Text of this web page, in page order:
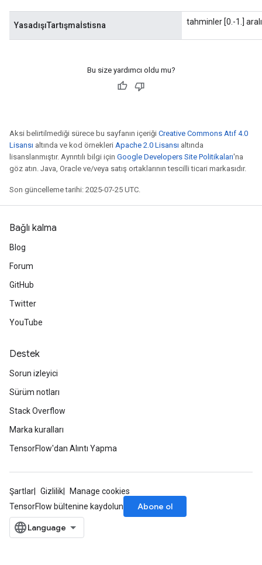
YasadışıTartışmaİstisna tahminler [0.-1.]
Bu size yardımcı oldu mu?
Aksi belirtilmediği sürece bu sayfanın içeriği Creative Commons Atıf 4.0
Lisansı altında ve kod örnekleri Apache 2.0 Lisansı altında
lisanslanmıştır. Ayrıntılı bilgi için Google Developers Site Politikaları'na
göz atın. Java, Oracle ve/veya satış ortaklarının tescilli ticari markasıdır.
Son güncelleme tarihi: 2025-07-25 UTC.
Bağlı kalma
Blog
Forum
GitHub
Twitter
YouTube
Destek
Sorun izleyici
Sürüm notları
Stack Overflow
Marka kuralları
TensorFlow'dan Alıntı Yapma
Şartlar Gizlilik
Manage cookies
TensorFlow bültenine kaydolun
Abone ol